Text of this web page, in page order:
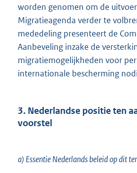
worden genomen om de
Migratieagenda verder te
mededeling presenteert de
Aanbeveling inzake de
migratiemogelijkheden voor
internationale bescherming
3. Nederlandse positie ten
voorstel
a) Essentie Nederlands beleid op dit